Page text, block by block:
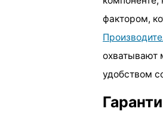
фактором,
охватывают
удобством